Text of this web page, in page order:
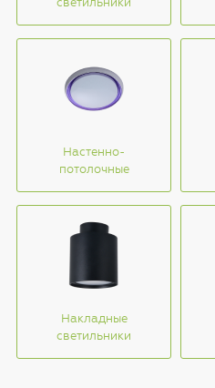
Настенно-
потолочные
Накладные
светильники